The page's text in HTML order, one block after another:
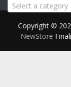
Select a category
Copyright ©
NewStore